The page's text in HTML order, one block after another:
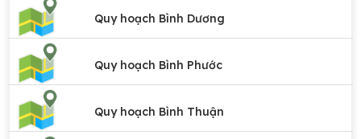
Quy hoạch Bình Dương
Quy hoạch Bình Phước
Quy hoạch Bình Thuận